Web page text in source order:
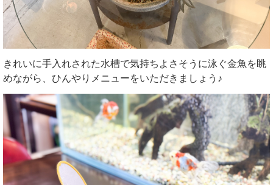
きれいに手入れされた水槽で気持ちよさそうに泳ぐ金魚を眺
めながら、ひんやりメニューをいただきましょう♪